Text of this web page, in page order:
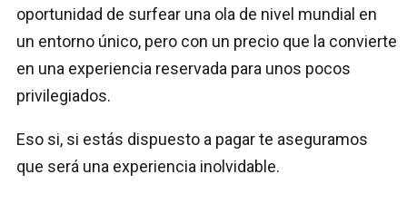
oportunidad de surfear una ola de nivel mundial en
un entorno único, pero con un precio que la convierte
en una experiencia reservada para unos pocos
privilegiados.
Eso si, si estás dispuesto a pagar te aseguramos
que será una experiencia inolvidable.